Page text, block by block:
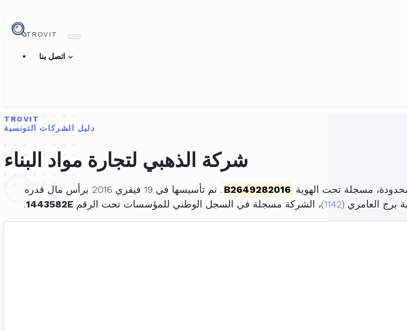
TROVIT
TROVIT
دليل الشركات التونسية
شركة الذهبي لتجارة مواد البناء
مسجلة تحت الهوية B2649282016 . تم تأسيسها في 19 فيفري 2016 برأس مال قدره
1142)، الشركة مسجلة في السجل الوطني للمؤسسات تحت الرقم 1443582E
.